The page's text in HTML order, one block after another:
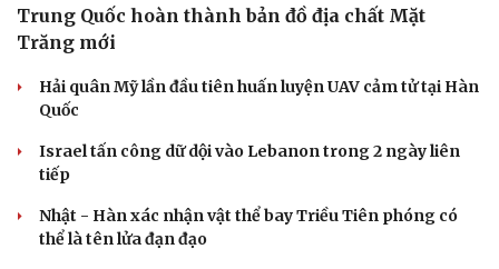
Trung Quốc hoàn thành bản đồ địa chất Mặt
Trăng mới
Hải quân Mỹ lần đầu tiên huấn luyện UAV cảm tử tại Hàn
Quốc
Israel tấn công dữ dội vào Lebanon trong 2 ngày liên
tiếp
Nhật - Hàn xác nhận vật thể bay Triều Tiên phóng có
thể là tên lửa đạn đạo